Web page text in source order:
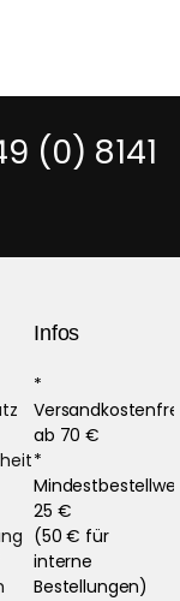
(0) 8141
Infos
*
ab 70 €
*
25 €
(50 € für
interne
Bestellungen)